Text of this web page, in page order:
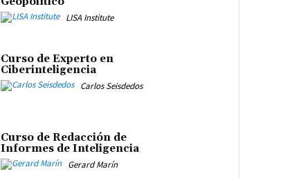
LISA Institute
Curso de Experto en
Ciberinteligencia
Carlos Seisdedos
Curso de Redacción de
Informes de Inteligencia
Gerard Marín